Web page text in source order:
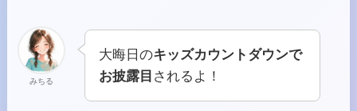
みちる
大晦日のキッズカウントダウンで
お披露目 されるよ！